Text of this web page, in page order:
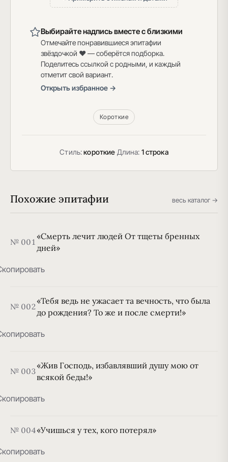
Выбирайте надпись вместе с близкими
Отмечайте понравившиеся эпитафии
звёздочкой ♥ — соберётся подборка.
Поделитесь ссылкой с родными, и каждый
отметит свой вариант.
Открыть избранное →
Короткие
Стиль:короткие·Длина: 1 строка
Похожие эпитафии весь каталог →
№ 001
«Смерть лечит людей От тщеты бренных
дней»
№ 002
«Тебя ведь не ужасает та вечность, что была
до рождения? То же и после смерти!»
№ 003
«Жив Господь, избавлявший душу мою от
всякой беды!»
№ 004«Учишься у тех, кого потерял»